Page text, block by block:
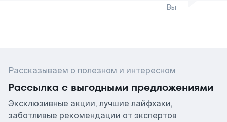
Вы
Рассказываем о полезном и интересном
Рассылка с выгодными предложениями
Эксклюзивные акции, лучшие лайфхаки,
заботливые рекомендации от экспертов